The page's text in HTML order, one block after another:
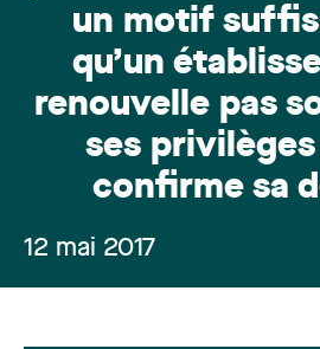
un motif
qu’un
renouvelle pas
ses privilèges
confirme sa
12 mai 2017